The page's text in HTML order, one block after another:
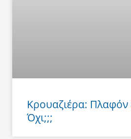
Κρουαζιέρα: Πλαφόν
Όχι;;;